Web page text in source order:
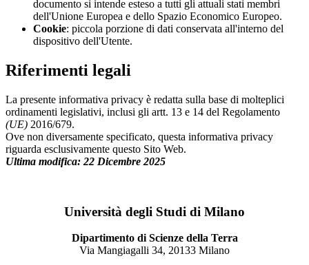
documento si intende esteso a tutti gli attuali stati membri
dell'Unione Europea e dello Spazio Economico Europeo.
Cookie: piccola porzione di dati conservata all'interno del
dispositivo dell'Utente.
Riferimenti legali
La presente informativa privacy è redatta sulla base di molteplici
ordinamenti legislativi, inclusi gli artt. 13 e 14 del Regolamento
(UE) 2016/679.
Ove non diversamente specificato, questa informativa privacy
riguarda esclusivamente questo Sito Web.
Ultima modifica: 22 Dicembre 2025
Università degli Studi di Milano
Dipartimento di Scienze della Terra
Via Mangiagalli 34, 20133 Milano